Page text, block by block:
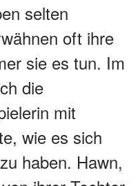
selten
oft ihre
sie es tun. Im
die
mit
wie es sich
haben. Hawn,